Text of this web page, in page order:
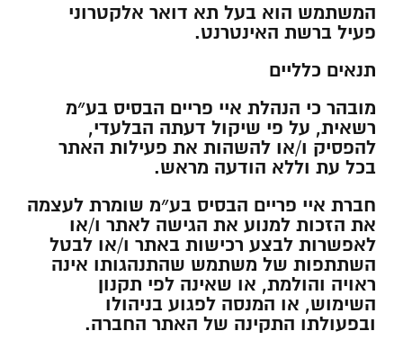
המשתמש הוא בעל תא דואר אלקטרוני
פעיל ברשת האינטרנט.
תנאים כלליים
מובהר כי הנהלת איי פריים הבסיס בע״מ
רשאית, על פי שיקול דעתה הבלעדי,
להפסיק ו/או להשהות את פעילות האתר
בכל עת וללא הודעה מראש.
חברת איי פריים הבסיס בע״מ שומרת לעצמה
את הזכות למנוע את הגישה לאתר ו/או
לאפשרות לבצע רכישות באתר ו/או לבטל
השתתפות של משתמש שהתנהגותו אינה
ראויה והולמת, או שאינה לפי תקנון
השימוש, או המנסה לפגוע בניהולו
ובפעולתו התקינה של האתר החברה.